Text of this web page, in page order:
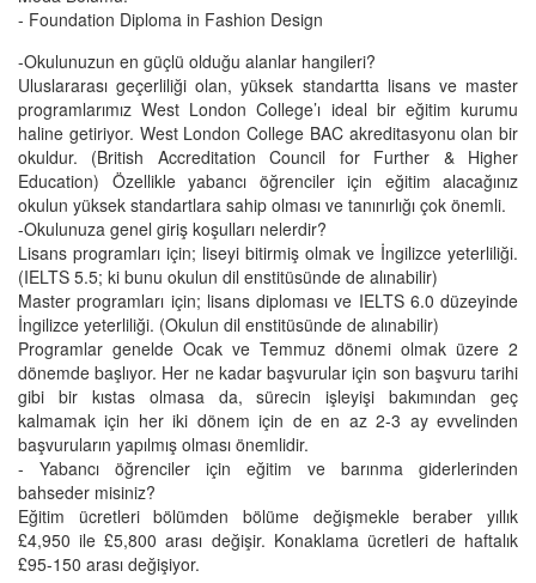
- Foundation Diploma in Fashion Design
-Okulunuzun en güçlü olduğu alanlar hangileri?
Uluslararası geçerliliği olan, yüksek standartta lisans ve master
programlarımız West London College’ı ideal bir eğitim kurumu
haline getiriyor. West London College BAC akreditasyonu olan bir
okuldur. (British Accreditation Council for Further & Higher
Education) Özellikle yabancı öğrenciler için eğitim alacağınız
okulun yüksek standartlara sahip olması ve tanınırlığı çok önemli.
-Okulunuza genel giriş koşulları nelerdir?
Lisans programları için; liseyi bitirmiş olmak ve İngilizce yeterliliği.
(IELTS 5.5; ki bunu okulun dil enstitüsünde de alınabilir)
Master programları için; lisans diploması ve IELTS 6.0 düzeyinde
İngilizce yeterliliği. (Okulun dil enstitüsünde de alınabilir)
Programlar genelde Ocak ve Temmuz dönemi olmak üzere 2
dönemde başlıyor. Her ne kadar başvurular için son başvuru tarihi
gibi bir kıstas olmasa da, sürecin işleyişi bakımından geç
kalmamak için her iki dönem için de en az 2-3 ay evvelinden
başvuruların yapılmış olması önemlidir.
- Yabancı öğrenciler için eğitim ve barınma giderlerinden
bahseder misiniz?
Eğitim ücretleri bölümden bölüme değişmekle beraber yıllık
£4,950 ile £5,800 arası değişir. Konaklama ücretleri de haftalık
£95-150 arası değişiyor.